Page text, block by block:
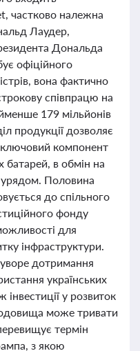
частково належна
Лаудер,
Дональда
офіційного
вона фактично
співпрацю на
179 мільйонів
продукції дозволяє
ключовий компонент
батарей, в обмін на
урядом. Половина
до спільного
фонду
для
інфраструктури.
дотримання
українських
інвестиції у розвиток
може тривати
термін
з якою